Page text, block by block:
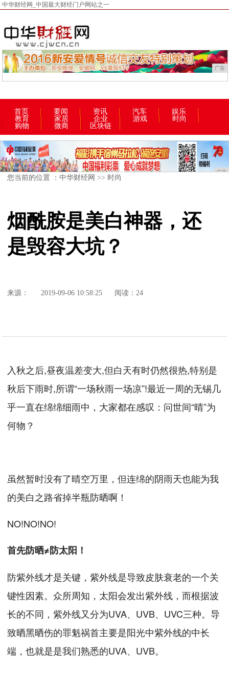
中华财经网_中国最大财经门户网站之一
广告
首页 要闻 资讯 汽车
娱乐
教育
家居 企业 游戏
时尚
购物
微商 区块链
广告
您当前的位置 ：中华财经网 >> 时尚
烟酰胺是美白神器，还
是毁容大坑？
来源： 2019-09-06 10:58:25 阅读：24
入秋之后,昼夜温差变大,但白天有时仍然很热,特别是
秋后下雨时,所谓“一场秋雨一场凉”!最近一周的无锡几
乎一直在绵绵细雨中，大家都在感叹：问世间“晴”为
何物？
虽然暂时没有了晴空万里，但连绵的阴雨天也能为我
的美白之路省掉半瓶防晒啊！
NO!NO!NO!
首先防晒≠防太阳！
防紫外线才是关键，紫外线是导致皮肤衰老的一个关
键性因素。众所周知，太阳会发出紫外线，而根据波
长的不同，紫外线又分为UVA、UVB、UVC三种。导
致晒黑晒伤的罪魁祸首主要是阳光中紫外线的中长
端，也就是是我们熟悉的UVA、UVB。